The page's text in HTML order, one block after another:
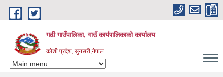
Skip to main content
गढी गाउँपालिका, गाउँ कार्यपालिकाको कार्यालय
कोशी प्रदेश, सुनसरी,नेपाल